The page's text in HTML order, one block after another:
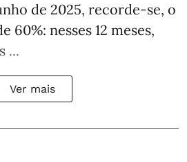
de 2025, recorde-se, o
60%: nesses 12 meses,
...
Ver mais